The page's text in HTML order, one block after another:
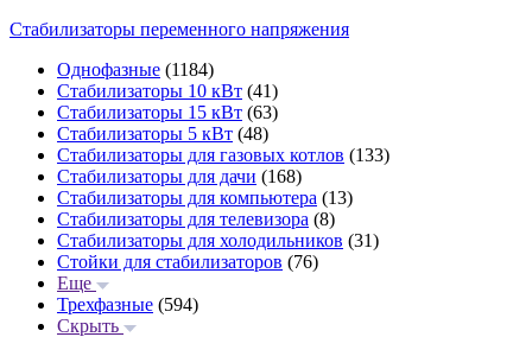
Стабилизаторы переменного напряжения
Однофазные (1184)
Стабилизаторы 10 кВт (41)
Стабилизаторы 15 кВт (63)
Стабилизаторы 5 кВт (48)
Стабилизаторы для газовых котлов (133)
Стабилизаторы для дачи (168)
Стабилизаторы для компьютера (13)
Стабилизаторы для телевизора (8)
Стабилизаторы для холодильников (31)
Стойки для стабилизаторов (76)
Еще
Трехфазные (594)
Скрыть